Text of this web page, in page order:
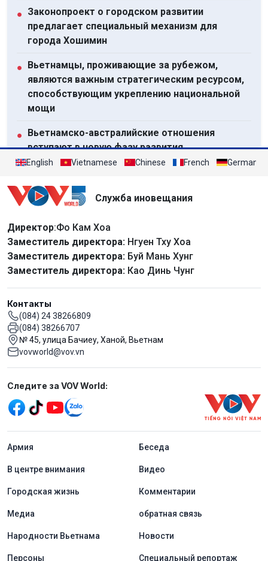
● Законопроект о городском развитии
предлагает специальный механизм для
города Хошимин
● Вьетнамцы, проживающие за рубежом,
являются важным стратегическим ресурсом,
способствующим укреплению национальной
мощи
● Вьетнамско-австралийские отношения
вступают в новую фазу развития
фоне напряженности на Ближнем Востоке
переговоров
Посмотреть все
English Vietnamese Chinese French German
Служба иновещания
Директор:Фо Кам Хоа
Заместитель директора: Нгуен Тху Хоа
Заместитель директора: Буй Мань Хунг
Заместитель директора: Као Динь Чунг
Контакты
(084) 24 38266809
(084) 38266707
№ 45, улица Бачиеу, Ханой, Вьетнам
vovworld@vov.vn
Mạng xã hội
Следите за VOV World:
menu footer tiếng Nga
Aрмия Беседа
В центре внимания Видео
Городская жизнь Комментарии
Медиа обратная связь
Народности Вьетнама Новости
Персоны Специальный репортаж